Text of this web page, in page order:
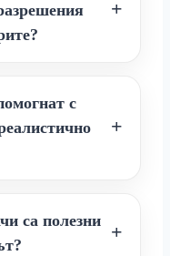
с
са полезни